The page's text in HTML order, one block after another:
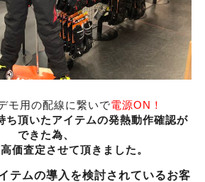
モ用の配線に繋いで電源ON！
ち頂いたアイテムの発熱動作確認が
できた為、
価査定させて頂きました。
テムの導入を検討されているお客